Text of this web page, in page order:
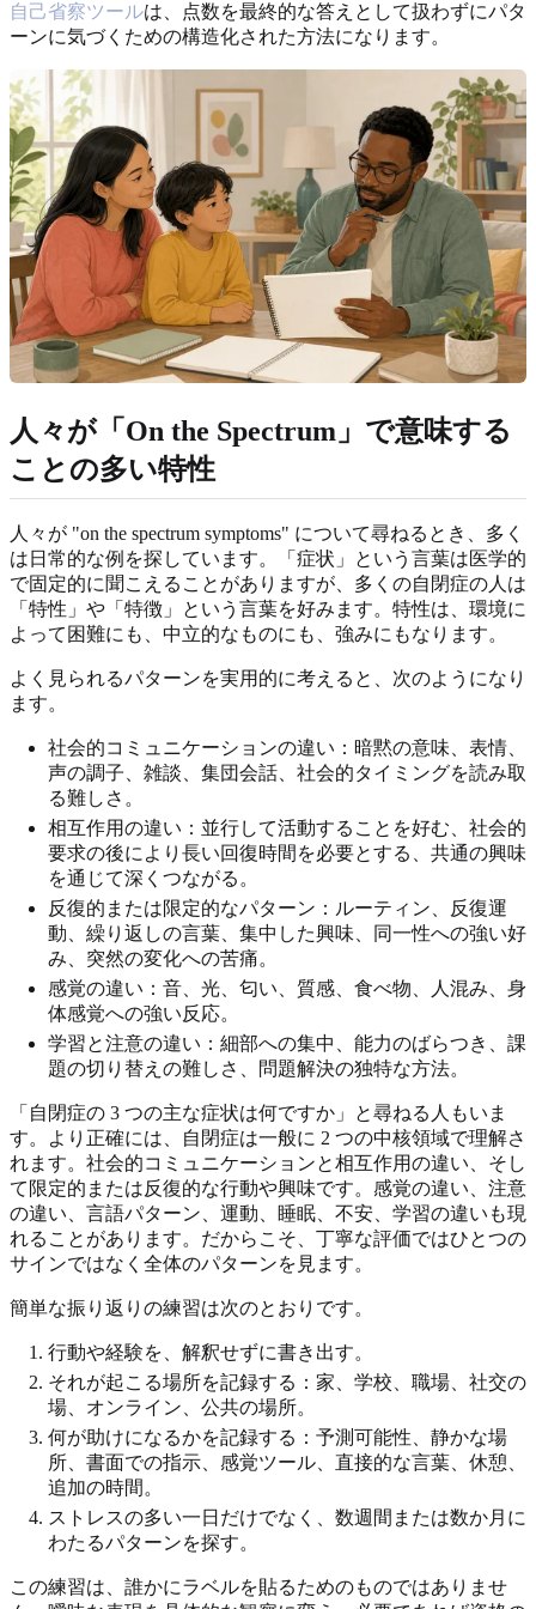
自己省察ツールは、点数を最終的な答えとして扱わずにパタ
ーンに気づくための構造化された方法になります。
人々が「On the Spectrum」で意味する
ことの多い特性
人々が "on the spectrum symptoms" について尋ねるとき、多く
は日常的な例を探しています。「症状」という言葉は医学的
で固定的に聞こえることがありますが、多くの自閉症の人は
「特性」や「特徴」という言葉を好みます。特性は、環境に
よって困難にも、中立的なものにも、強みにもなります。
よく見られるパターンを実用的に考えると、次のようになり
ます。
社会的コミュニケーションの違い：暗黙の意味、表情、
声の調子、雑談、集団会話、社会的タイミングを読み取
る難しさ。
相互作用の違い：並行して活動することを好む、社会的
要求の後により長い回復時間を必要とする、共通の興味
を通じて深くつながる。
反復的または限定的なパターン：ルーティン、反復運
動、繰り返しの言葉、集中した興味、同一性への強い好
み、突然の変化への苦痛。
感覚の違い：音、光、匂い、質感、食べ物、人混み、身
体感覚への強い反応。
学習と注意の違い：細部への集中、能力のばらつき、課
題の切り替えの難しさ、問題解決の独特な方法。
「自閉症の 3 つの主な症状は何ですか」と尋ねる人もいま
す。より正確には、自閉症は一般に 2 つの中核領域で理解さ
れます。社会的コミュニケーションと相互作用の違い、そし
て限定的または反復的な行動や興味です。感覚の違い、注意
の違い、言語パターン、運動、睡眠、不安、学習の違いも現
れることがあります。だからこそ、丁寧な評価ではひとつの
サインではなく全体のパターンを見ます。
簡単な振り返りの練習は次のとおりです。
行動や経験を、解釈せずに書き出す。
それが起こる場所を記録する：家、学校、職場、社交の
場、オンライン、公共の場所。
何が助けになるかを記録する：予測可能性、静かな場
所、書面での指示、感覚ツール、直接的な言葉、休憩、
追加の時間。
ストレスの多い一日だけでなく、数週間または数か月に
わたるパターンを探す。
この練習は、誰かにラベルを貼るためのものではありませ